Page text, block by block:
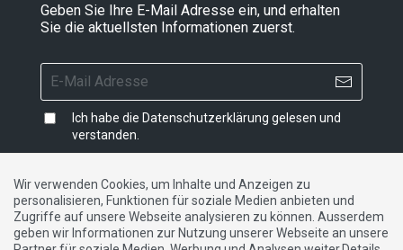
Geben Sie Ihre E-Mail Adresse ein, und erhalten
Sie die aktuellsten Informationen zuerst.
Ich habe die Datenschutzerklärung gelesen und
verstanden.
Impressum |Datenschutzerklärung|Kontakt
Wir verwenden Cookies, um Inhalte und Anzeigen zu
personalisieren, Funktionen für soziale Medien anbieten und
Zugriffe auf unsere Webseite analysieren zu können. Ausserdem
geben wir Informationen zur Nutzung unserer Webseite an unsere